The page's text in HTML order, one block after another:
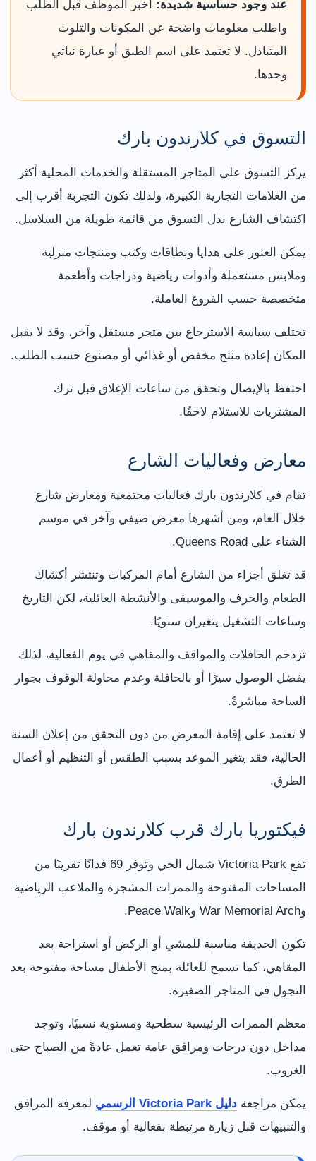
عند وجود حساسية شديدة: أخبر الموظف قبل الطلب
واطلب معلومات واضحة عن المكونات والتلوث
المتبادل. لا تعتمد على اسم الطبق أو عبارة نباتي
وحدها.
التسوق في كلارندون بارك
يركز التسوق على المتاجر المستقلة والخدمات المحلية أكثر
من العلامات التجارية الكبيرة، ولذلك تكون التجربة أقرب إلى
اكتشاف الشارع بدل التسوق من قائمة طويلة من السلاسل.
يمكن العثور على هدايا وبطاقات وكتب ومنتجات منزلية
وملابس مستعملة وأدوات رياضية ودراجات وأطعمة
متخصصة حسب الفروع العاملة.
تختلف سياسة الاسترجاع بين متجر مستقل وآخر، وقد لا يقبل
المكان إعادة منتج مخفض أو غذائي أو مصنوع حسب الطلب.
احتفظ بالإيصال وتحقق من ساعات الإغلاق قبل ترك
المشتريات للاستلام لاحقًا.
معارض وفعاليات الشارع
تقام في كلارندون بارك فعاليات مجتمعية ومعارض شارع
خلال العام، ومن أشهرها معرض صيفي وآخر في موسم
الشتاء على Queens Road.
قد تغلق أجزاء من الشارع أمام المركبات وتنتشر أكشاك
الطعام والحرف والموسيقى والأنشطة العائلية، لكن التاريخ
وساعات التشغيل يتغيران سنويًا.
تزدحم الحافلات والمواقف والمقاهي في يوم الفعالية، لذلك
يفضل الوصول سيرًا أو بالحافلة وعدم محاولة الوقوف بجوار
الساحة مباشرةً.
لا تعتمد على إقامة المعرض من دون التحقق من إعلان السنة
الحالية، فقد يتغير الموعد بسبب الطقس أو التنظيم أو أعمال
الطرق.
فيكتوريا بارك قرب كلارندون بارك
تقع Victoria Park شمال الحي وتوفر 69 فدانًا تقريبًا من
المساحات المفتوحة والممرات المشجرة والملاعب الرياضية
وWar Memorial Arch وPeace Walk.
تكون الحديقة مناسبة للمشي أو الركض أو استراحة بعد
المقاهي، كما تسمح للعائلة بمنح الأطفال مساحة مفتوحة بعد
التجول في المتاجر الصغيرة.
معظم الممرات الرئيسية سطحية ومستوية نسبيًا، وتوجد
مداخل دون درجات ومرافق عامة تعمل عادةً من الصباح حتى
الغروب.
يمكن مراجعة دليل Victoria Park الرسمي
لمعرفة المرافق
والتنبيهات قبل زيارة مرتبطة بفعالية أو موقف.